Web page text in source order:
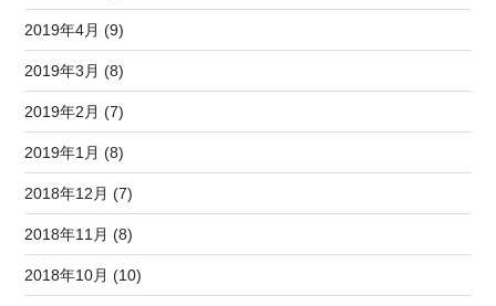
2019年4月 (9)
2019年3月 (8)
2019年2月 (7)
2019年1月 (8)
2018年12月 (7)
2018年11月 (8)
2018年10月 (10)